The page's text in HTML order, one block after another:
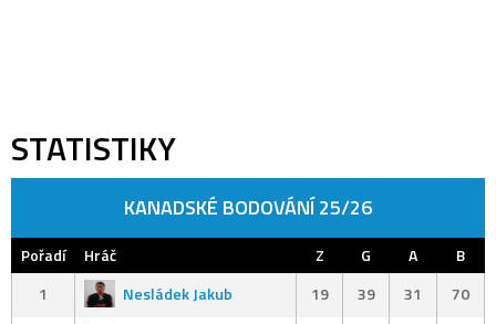
STATISTIKY
KANADSKÉ BODOVÁNÍ 25/26
Pořadí Hráč Z G A
B
1
Nesládek Jakub 19 39 31
70